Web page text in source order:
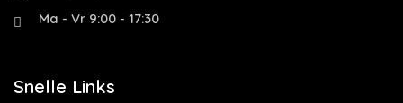
Ma - Vr 9:00 - 17:30
Snelle Links